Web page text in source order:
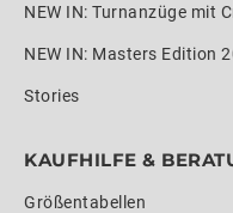
NEW IN: Turnanzüge mit
NEW IN: Masters Edition
Stories
KAUFHILFE &
Größentabellen